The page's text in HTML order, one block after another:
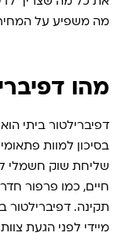
מה משפיע על
מהו
דפיברילטור ביתי
בסיכון למוות
שליחת שוק חשמלי
חיים, כמו פרפור
תקינה. דפיברילטור
מיידי לפני הגעת